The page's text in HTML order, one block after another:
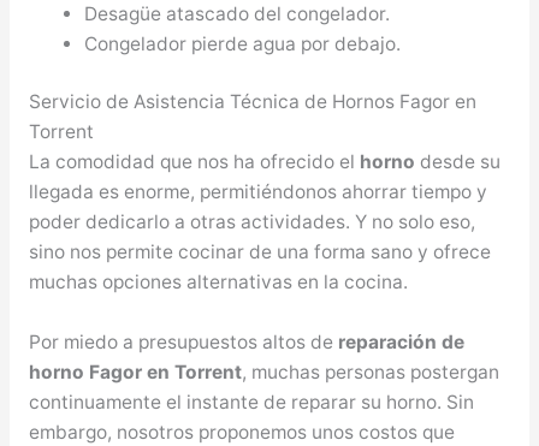
Desagüe atascado del congelador.
Congelador pierde agua por debajo.
Servicio de Asistencia Técnica de Hornos Fagor en
Torrent
La comodidad que nos ha ofrecido el horno desde su
llegada es enorme, permitiéndonos ahorrar tiempo y
poder dedicarlo a otras actividades. Y no solo eso,
sino nos permite cocinar de una forma sano y ofrece
muchas opciones alternativas en la cocina.
Por miedo a presupuestos altos de reparación de
horno Fagor en Torrent, muchas personas postergan
continuamente el instante de reparar su horno. Sin
embargo, nosotros proponemos unos costos que